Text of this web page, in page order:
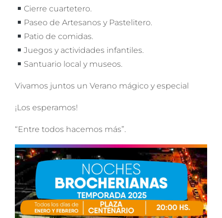
Cierre cuartetero.
Paseo de Artesanos y Pastelitero.
Patio de comidas.
Juegos y actividades infantiles.
Santuario local y museos.
Vivamos juntos un Verano mágico y especial
¡Los esperamos!
“Entre todos hacemos más”.